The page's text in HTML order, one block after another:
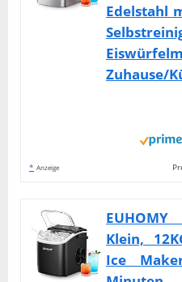
Edelstahl
Zuhause/
* Anzeige
Klein,
Ice